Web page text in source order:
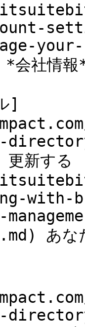
社情報*
]
する [
with-
あなた
。